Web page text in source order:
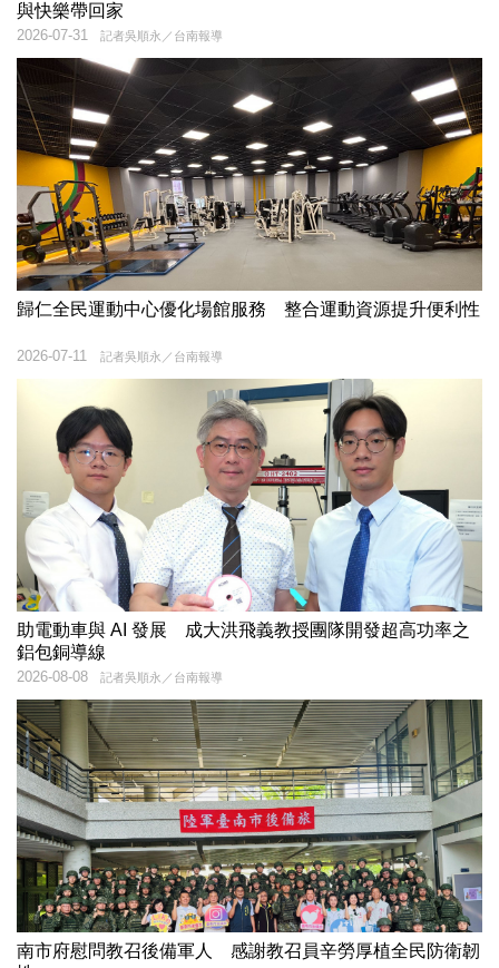
與快樂帶回家
記者吳順永／台南報導
2026-07-31
歸仁全民運動中心優化場館服務 整合運動資源提升便利性
記者吳順永／台南報導
2026-07-11
助電動車與 AI 發展 成大洪飛義教授團隊開發超高功率之
鋁包銅導線
記者吳順永／台南報導
2026-08-08
南市府慰問教召後備軍人 感謝教召員辛勞厚植全民防衛韌